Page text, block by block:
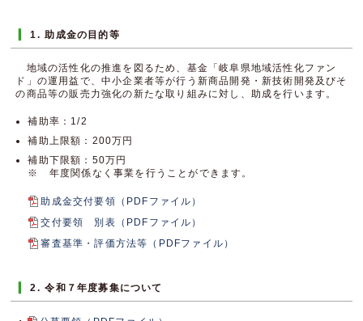
1. 助成金の目的等
地域の活性化の推進を図るため、基金「岐阜県地域活性化ファン
ド」の運用益で、中小企業者等が行う新商品開発・新技術開発及びそ
の商品等の販売力強化の新たな取り組みに対し、助成を行います。
補助率：1/2
補助上限額：200万円
補助下限額：50万円
※ 年度関係なく事業を行うことができます。
助成金交付要領（PDFファイル）
交付要領 別表（PDFファイル）
審査基準・評価方法等（PDFファイル）
2. 令和７年度募集について